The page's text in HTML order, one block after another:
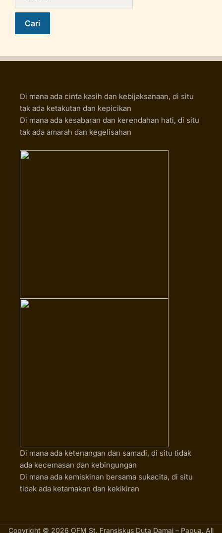
Di mana ada cinta kasih dan kebijaksanaan, di situ
tak ada ketakutan dan kepicikan
Di mana ada kesabaran dan kerendahan hati, di situ
tak ada amarah dan kegelisahan
Di mana ada ketenangan dan samadi, di situ tidak
ada kecemasan dan kebingungan
Di mana ada kemiskinan bersama sukacita, di situ
tidak ada ketamakan dan kekikiran
Copyright © 2026 OFM St. Fransiskus Duta Damai – Papua. All